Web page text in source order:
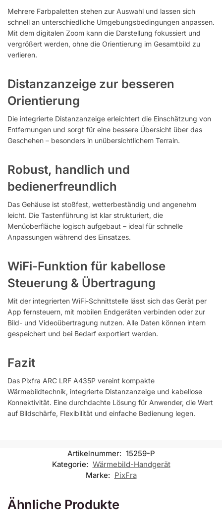
Mehrere Farbpaletten stehen zur Auswahl und lassen sich
schnell an unterschiedliche Umgebungsbedingungen anpassen.
Mit dem digitalen Zoom kann die Darstellung fokussiert und
vergrößert werden, ohne die Orientierung im Gesamtbild zu
verlieren.
Distanzanzeige zur besseren
Orientierung
Die integrierte Distanzanzeige erleichtert die Einschätzung von
Entfernungen und sorgt für eine bessere Übersicht über das
Geschehen – besonders in unübersichtlichem Terrain.
Robust, handlich und
bedienerfreundlich
Das Gehäuse ist stoßfest, wetterbeständig und angenehm
leicht. Die Tastenführung ist klar strukturiert, die
Menüoberfläche logisch aufgebaut – ideal für schnelle
Anpassungen während des Einsatzes.
WiFi-Funktion für kabellose
Steuerung & Übertragung
Mit der integrierten WiFi-Schnittstelle lässt sich das Gerät per
App fernsteuern, mit mobilen Endgeräten verbinden oder zur
Bild- und Videoübertragung nutzen. Alle Daten können intern
gespeichert und bei Bedarf exportiert werden.
Fazit
Das Pixfra ARC LRF A435P vereint kompakte
Wärmebildtechnik, integrierte Distanzanzeige und kabellose
Konnektivität. Eine durchdachte Lösung für Anwender, die Wert
auf Bildschärfe, Flexibilität und einfache Bedienung legen.
Artikelnummer: 15259-P
Kategorie: Wärmebild-Handgerät
Marke: PixFra
Ähnliche Produkte